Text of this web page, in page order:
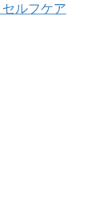
ルフケア